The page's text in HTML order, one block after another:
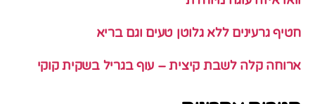
חטיף גרעינים ללא גלוטן טעים וגם בריא
ארוחה קלה לשבת קיצית – עוף בגריל בשקית קוקי